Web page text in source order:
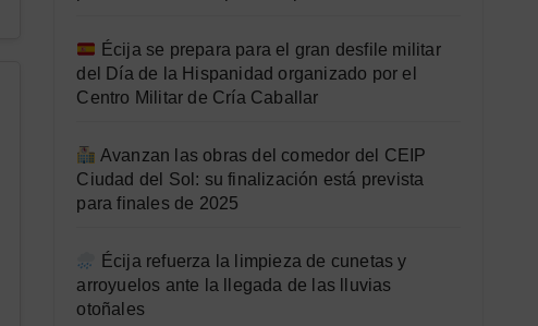
Écija se prepara para el gran desfile militar
del Día de la Hispanidad organizado por el
Centro Militar de Cría Caballar
Avanzan las obras del comedor del CEIP
Ciudad del Sol: su finalización está prevista
para finales de 2025
Écija refuerza la limpieza de cunetas y
arroyuelos ante la llegada de las lluvias
otoñales